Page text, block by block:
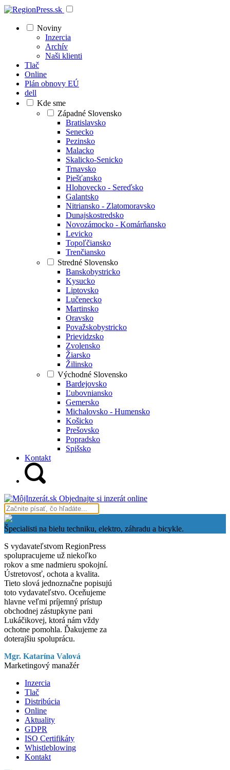
Noviny
Inzercia
Archív
Naši klienti
Tlač
Online
Plán obnovy EÚ
dell
Kde sme
Západné Slovensko
Bratislavsko
Senecko
Pezinsko
Malacko
Skalicko-Senicko
Trnavsko
Piešťansko
Hlohovecko - Sereďsko
Galantsko
Nitriansko - Zlatomoravsko
Dunajskostredsko
Novozámocko - Komárňansko
Levicko
Topoľčiansko
Trenčiansko
Stredné Slovensko
Banskobystricko
Kysucko
Liptovsko
Lučenecko
Martinsko
Oravsko
Považskobystricko
Prievidzsko
Zvolensko
Žiarsko
Žilinsko
Východné Slovensko
Bardejovsko
Ľubovniansko
Gemersko
Michalovsko - Humensko
Košicko
Prešovsko
Popradsko
Spišsko
Kontakt
Objednajte si inzerát online
Špecialisti na bielu techniku, elektro, záhradu a bicykle.
S vydavateľstvom RegionPress
spolupracujeme už niekoľko
rokov a sme nadmieru spokojní.
Ústretovosť, ochota a kvalita.
Tieto slová jednoznačne popisujú
toto vydavateľstvo. Oceňujeme
hlavne veľmi príjemný prístup
obchodnej zástupkyne pani
Lukáčikovej, ktorá nám vždy
ochotne pomohla. Ďakujeme za
doterajšiu spoluprácu.
Mgr. Katarína Valová
Marketingový manažér
Inzercia
Tlač
Distribúcia
Online
Aktuality
GDPR
ISO Certifikáty
Whistleblowing
Kontakt